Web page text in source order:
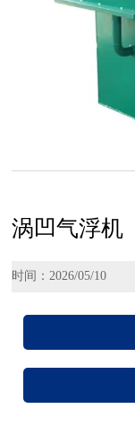
涡凹气浮机
时间：2026/05/10